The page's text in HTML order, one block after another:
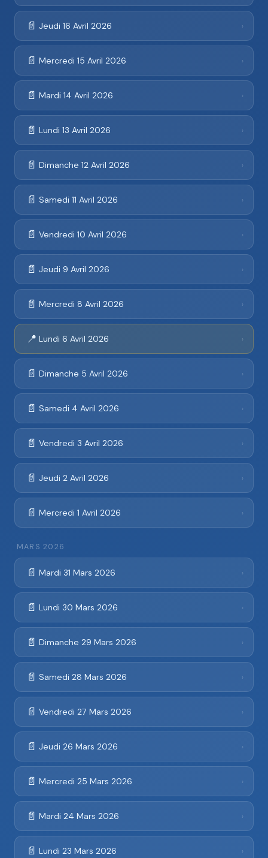
📄 Jeudi 16 Avril 2026 ›
📄 Mercredi 15 Avril 2026 ›
📄 Mardi 14 Avril 2026 ›
📄 Lundi 13 Avril 2026 ›
📄 Dimanche 12 Avril 2026 ›
📄 Samedi 11 Avril 2026 ›
📄 Vendredi 10 Avril 2026 ›
📄 Jeudi 9 Avril 2026 ›
📄 Mercredi 8 Avril 2026 ›
📍 Lundi 6 Avril 2026 ›
📄 Dimanche 5 Avril 2026 ›
📄 Samedi 4 Avril 2026 ›
📄 Vendredi 3 Avril 2026 ›
📄 Jeudi 2 Avril 2026 ›
📄 Mercredi 1 Avril 2026 ›
MARS 2026
📄 Mardi 31 Mars 2026 ›
📄 Lundi 30 Mars 2026 ›
📄 Dimanche 29 Mars 2026 ›
📄 Samedi 28 Mars 2026 ›
📄 Vendredi 27 Mars 2026 ›
📄 Jeudi 26 Mars 2026 ›
📄 Mercredi 25 Mars 2026 ›
📄 Mardi 24 Mars 2026 ›
📄 Lundi 23 Mars 2026 ›